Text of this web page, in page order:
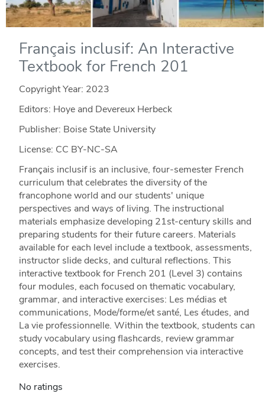
Français inclusif: An Interactive
Textbook for French 201
Copyright Year: 2023
Editors: Hoye and Devereux Herbeck
Publisher: Boise State University
License: CC BY-NC-SA
Français inclusif is an inclusive, four-semester French
curriculum that celebrates the diversity of the
francophone world and our students' unique
perspectives and ways of living. The instructional
materials emphasize developing 21st-century skills and
preparing students for their future careers. Materials
available for each level include a textbook, assessments,
instructor slide decks, and cultural reflections. This
interactive textbook for French 201 (Level 3) contains
four modules, each focused on thematic vocabulary,
grammar, and interactive exercises: Les médias et
communications, Mode/forme/et santé, Les études, and
La vie professionnelle. Within the textbook, students can
study vocabulary using flashcards, review grammar
concepts, and test their comprehension via interactive
exercises.
No ratings